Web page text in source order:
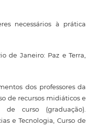
necessários à prática
de Janeiro: Paz e Terra,
dos professores da
de recursos midiáticos e
de curso (graduação).
e Tecnologia, Curso de